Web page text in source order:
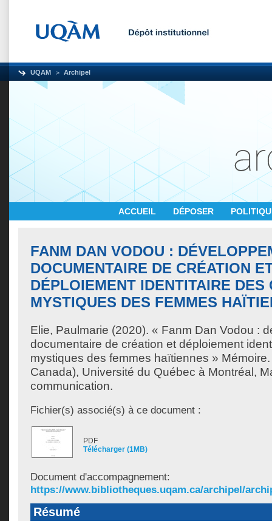
UQAM Archipel
ACCUEIL DÉPOSER
FANM DAN VODOU :
DOCUMENTAIRE DE CRÉATION
DÉPLOIEMENT IDENTITAIRE DES
MYSTIQUES DES FEMMES
Elie, Paulmarie (2020). « Fanm Dan Vodou :
documentaire de création et déploiement
mystiques des femmes haïtiennes »
Canada), Université du Québec à Montréal,
communication.
Fichier(s) associé(s) à ce document :
PDF
Télécharger (1MB)
Document d'accompagnement:
https://www.bibliotheques.uqam.ca/archipel/
Résumé